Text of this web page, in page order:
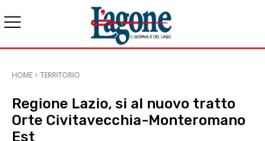
HOME TERRITORIO
Regione Lazio, si al nuovo tratto
Orte Civitavecchia-Monteromano
Est